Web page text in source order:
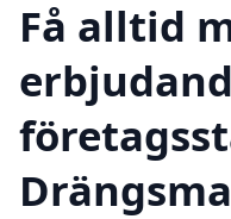
Få alltid